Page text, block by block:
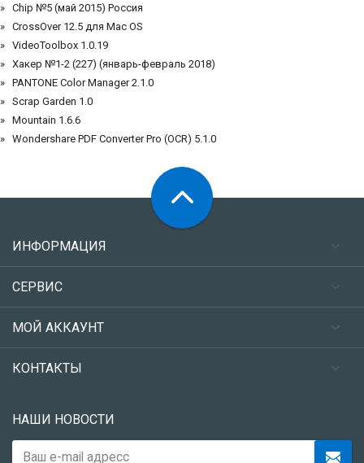
Chip №5 (май 2015) Россия
CrossOver 12.5 для Mac OS
VideoToolbox 1.0.19
Хакер №1-2 (227) (январь-февраль 2018)
PANTONE Color Manager 2.1.0
Scrap Garden 1.0
Mountain 1.6.6
Wondershare PDF Converter Pro (OCR) 5.1.0
ИНФОРМАЦИЯ
СЕРВИС
МОЙ АККАУНТ
КОНТАКТЫ
НАШИ НОВОСТИ